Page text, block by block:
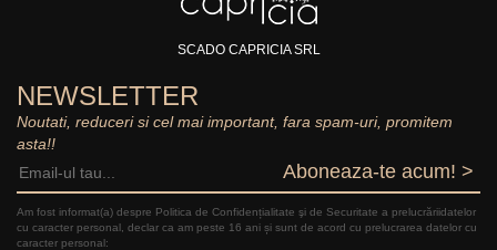
SCADO CAPRICIA SRL
NEWSLETTER
Noutati, reduceri si cel mai important, fara spam-uri, promitem
asta!!
Aboneaza-te acum! >
Am fost informat(a) despre Politica de Confidențialitate şi de Securitate a prelucrăriidatelor
cu caracter personal, declar ca am peste 16 ani și sunt de acord cu prelucrarea datelor cu
caracter personal: